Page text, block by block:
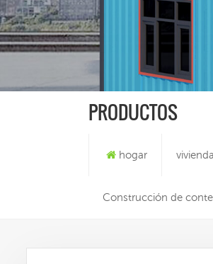
PRODUCTOS
hogar
Construcción de